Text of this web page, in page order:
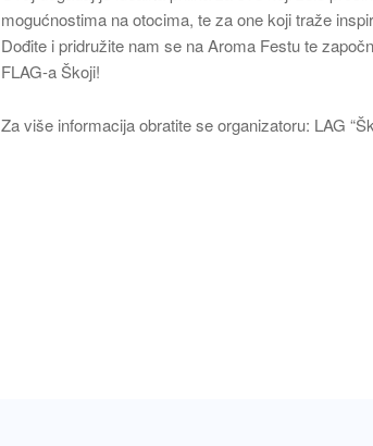
mogućnostima na otocima, te za one koji traže
Dođite i pridružite nam se na Aroma Festu te
FLAG-a Škoji!
Za više informacija obratite se organizatoru: LAG